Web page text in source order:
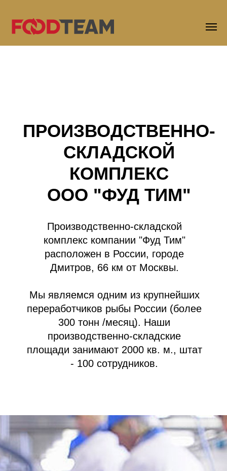
КОМПЛЕКС
ООО "ФУД ТИМ"
Производственно-складской
комплекс компании "Фуд Тим"
расположен в России, городе
Дмитров, 66 км от Москвы.
300 тонн /месяц). Наши
производственно-складские
площади занимают 2000 кв. м., штат
- 100 сотрудников.
300
сотрудников
в штате